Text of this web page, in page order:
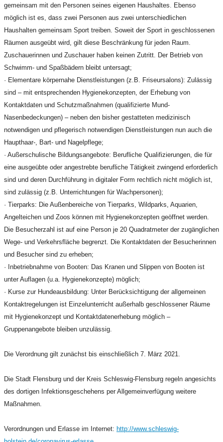
gemeinsam mit den Personen seines eigenen Haushaltes. Ebenso
möglich ist es, dass zwei Personen aus zwei unterschiedlichen
Haushalten gemeinsam Sport treiben. Soweit der Sport in geschlossenen
Räumen ausgeübt wird, gilt diese Beschränkung für jeden Raum.
Zuschauerinnen und Zuschauer haben keinen Zutritt. Der Betrieb von
Schwimm- und Spaßbädern bleibt untersagt;
· Elementare körpernahe Dienstleistungen (z.B. Friseursalons): Zulässig
sind – mit entsprechenden Hygienekonzepten, der Erhebung von
Kontaktdaten und Schutzmaßnahmen (qualifizierte Mund-
Nasenbedeckungen) – neben den bisher gestatteten medizinisch
notwendigen und pflegerisch notwendigen Dienstleistungen nun auch die
Haupthaar-, Bart- und Nagelpflege;
· Außerschulische Bildungsangebote: Berufliche Qualifizierungen, die für
eine ausgeübte oder angestrebte berufliche Tätigkeit zwingend erforderlich
sind und deren Durchführung in digitaler Form rechtlich nicht möglich ist,
sind zulässig (z.B. Unterrichtungen für Wachpersonen);
· Tierparks: Die Außenbereiche von Tierparks, Wildparks, Aquarien,
Angelteichen und Zoos können mit Hygienekonzepten geöffnet werden.
Die Besucherzahl ist auf eine Person je 20 Quadratmeter der zugänglichen
Wege- und Verkehrsfläche begrenzt. Die Kontaktdaten der Besucherinnen
und Besucher sind zu erheben;
· Inbetriebnahme von Booten: Das Kranen und Slippen von Booten ist
unter Auflagen (u.a. Hygienekonzepte) möglich;
· Kurse zur Hundeausbildung: Unter Berücksichtigung der allgemeinen
Kontaktregelungen ist Einzelunterricht außerhalb geschlossener Räume
mit Hygienekonzept und Kontaktdatenerhebung möglich –
Gruppenangebote bleiben unzulässig.
Die Verordnung gilt zunächst bis einschließlich 7. März 2021.
Die Stadt Flensburg und der Kreis Schleswig-Flensburg regeln angesichts
des dortigen Infektionsgeschehens per Allgemeinverfügung weitere
Maßnahmen.
Verordnungen und Erlasse im Internet: http://www.schleswig-